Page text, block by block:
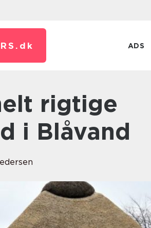
dk ADS
i Blåvand